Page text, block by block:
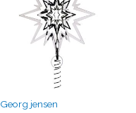
Georg jensen